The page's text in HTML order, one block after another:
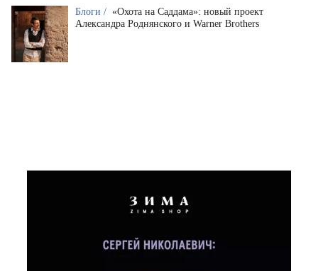
Блоги / «Охота на Саддама»: новый проект
Александра Роднянского и Warner Brothers